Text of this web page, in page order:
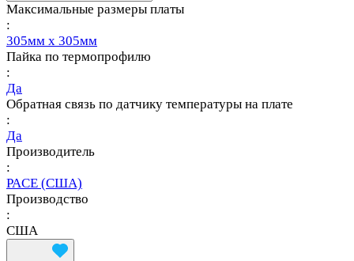
Максимальные размеры платы
:
305мм x 305мм
Пайка по термопрофилю
:
Да
Обратная связь по датчику температуры на плате
:
Да
Производитель
:
PACE (США)
Производство
:
США